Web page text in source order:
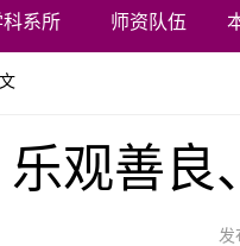
科系所 师资队伍
乐观善